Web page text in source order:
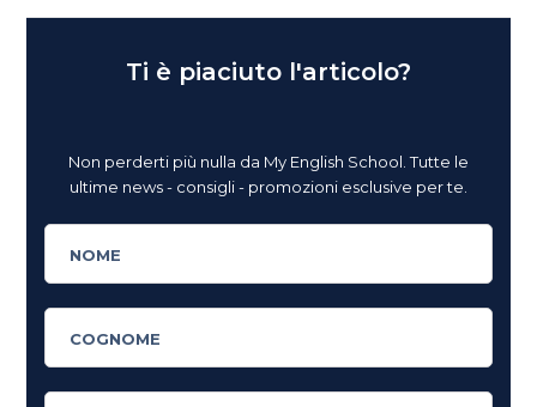
Ti è piaciuto l'articolo?
Non perderti più nulla da My English School. Tutte le
ultime news - consigli - promozioni esclusive per te.